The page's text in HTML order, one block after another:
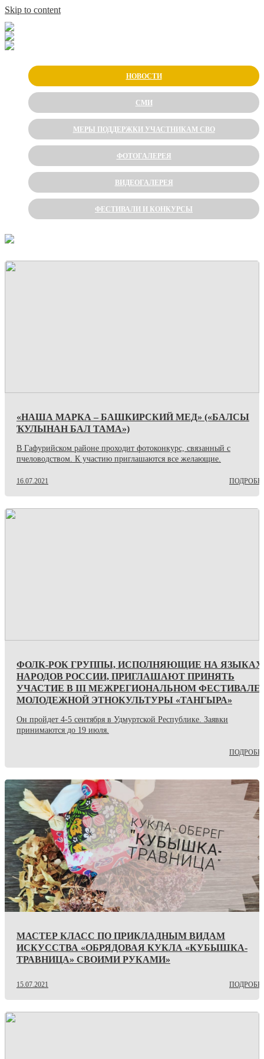
Skip to content
НОВОСТИ
СМИ
МЕРЫ ПОДДЕРЖКИ УЧАСТНИКАМ СВО
ФОТОГАЛЕРЕЯ
ВИДЕОГАЛЕРЕЯ
ФЕСТИВАЛИ И КОНКУРСЫ
«НАША МАРКА – БАШКИРСКИЙ МЕД» («БАЛСЫ
ҠУЛЫНАН БАЛ ТАМА»)
В Гафурийском районе проходит фотоконкурс, связанный с
пчеловодством. К участию приглашаются все желающие.
16.07.2021
ФОЛК-РОК ГРУППЫ, ИСПОЛНЯЮЩИЕ НА ЯЗЫКАХ
НАРОДОВ РОССИИ, ПРИГЛАШАЮТ ПРИНЯТЬ
УЧАСТИЕ В III МЕЖРЕГИОНАЛЬНОМ ФЕСТИВАЛЕ
МОЛОДЕЖНОЙ ЭТНОКУЛЬТУРЫ «ТАНГЫРА»
Он пройдет 4-5 сентября в Удмуртской Республике. Заявки
принимаются до 19 июля.
МАСТЕР КЛАСС ПО ПРИКЛАДНЫМ ВИДАМ
ИСКУССТВА «ОБРЯДОВАЯ КУКЛА «КУБЫШКА-
ТРАВНИЦА» СВОИМИ РУКАМИ»
15.07.2021